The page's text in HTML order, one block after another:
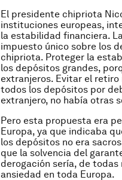
El presidente chipriota
instituciones europeas,
la estabilidad financiera.
impuesto único sobre los
chipriota. Proteger la
los depósitos grandes,
extranjeros. Evitar el
todos los depósitos por
extranjero, no había otras
Pero esta propuesta era
Europa, ya que indicaba
los depósitos no era
que la solvencia del
derogación sería, de
ansiedad en toda Europa.